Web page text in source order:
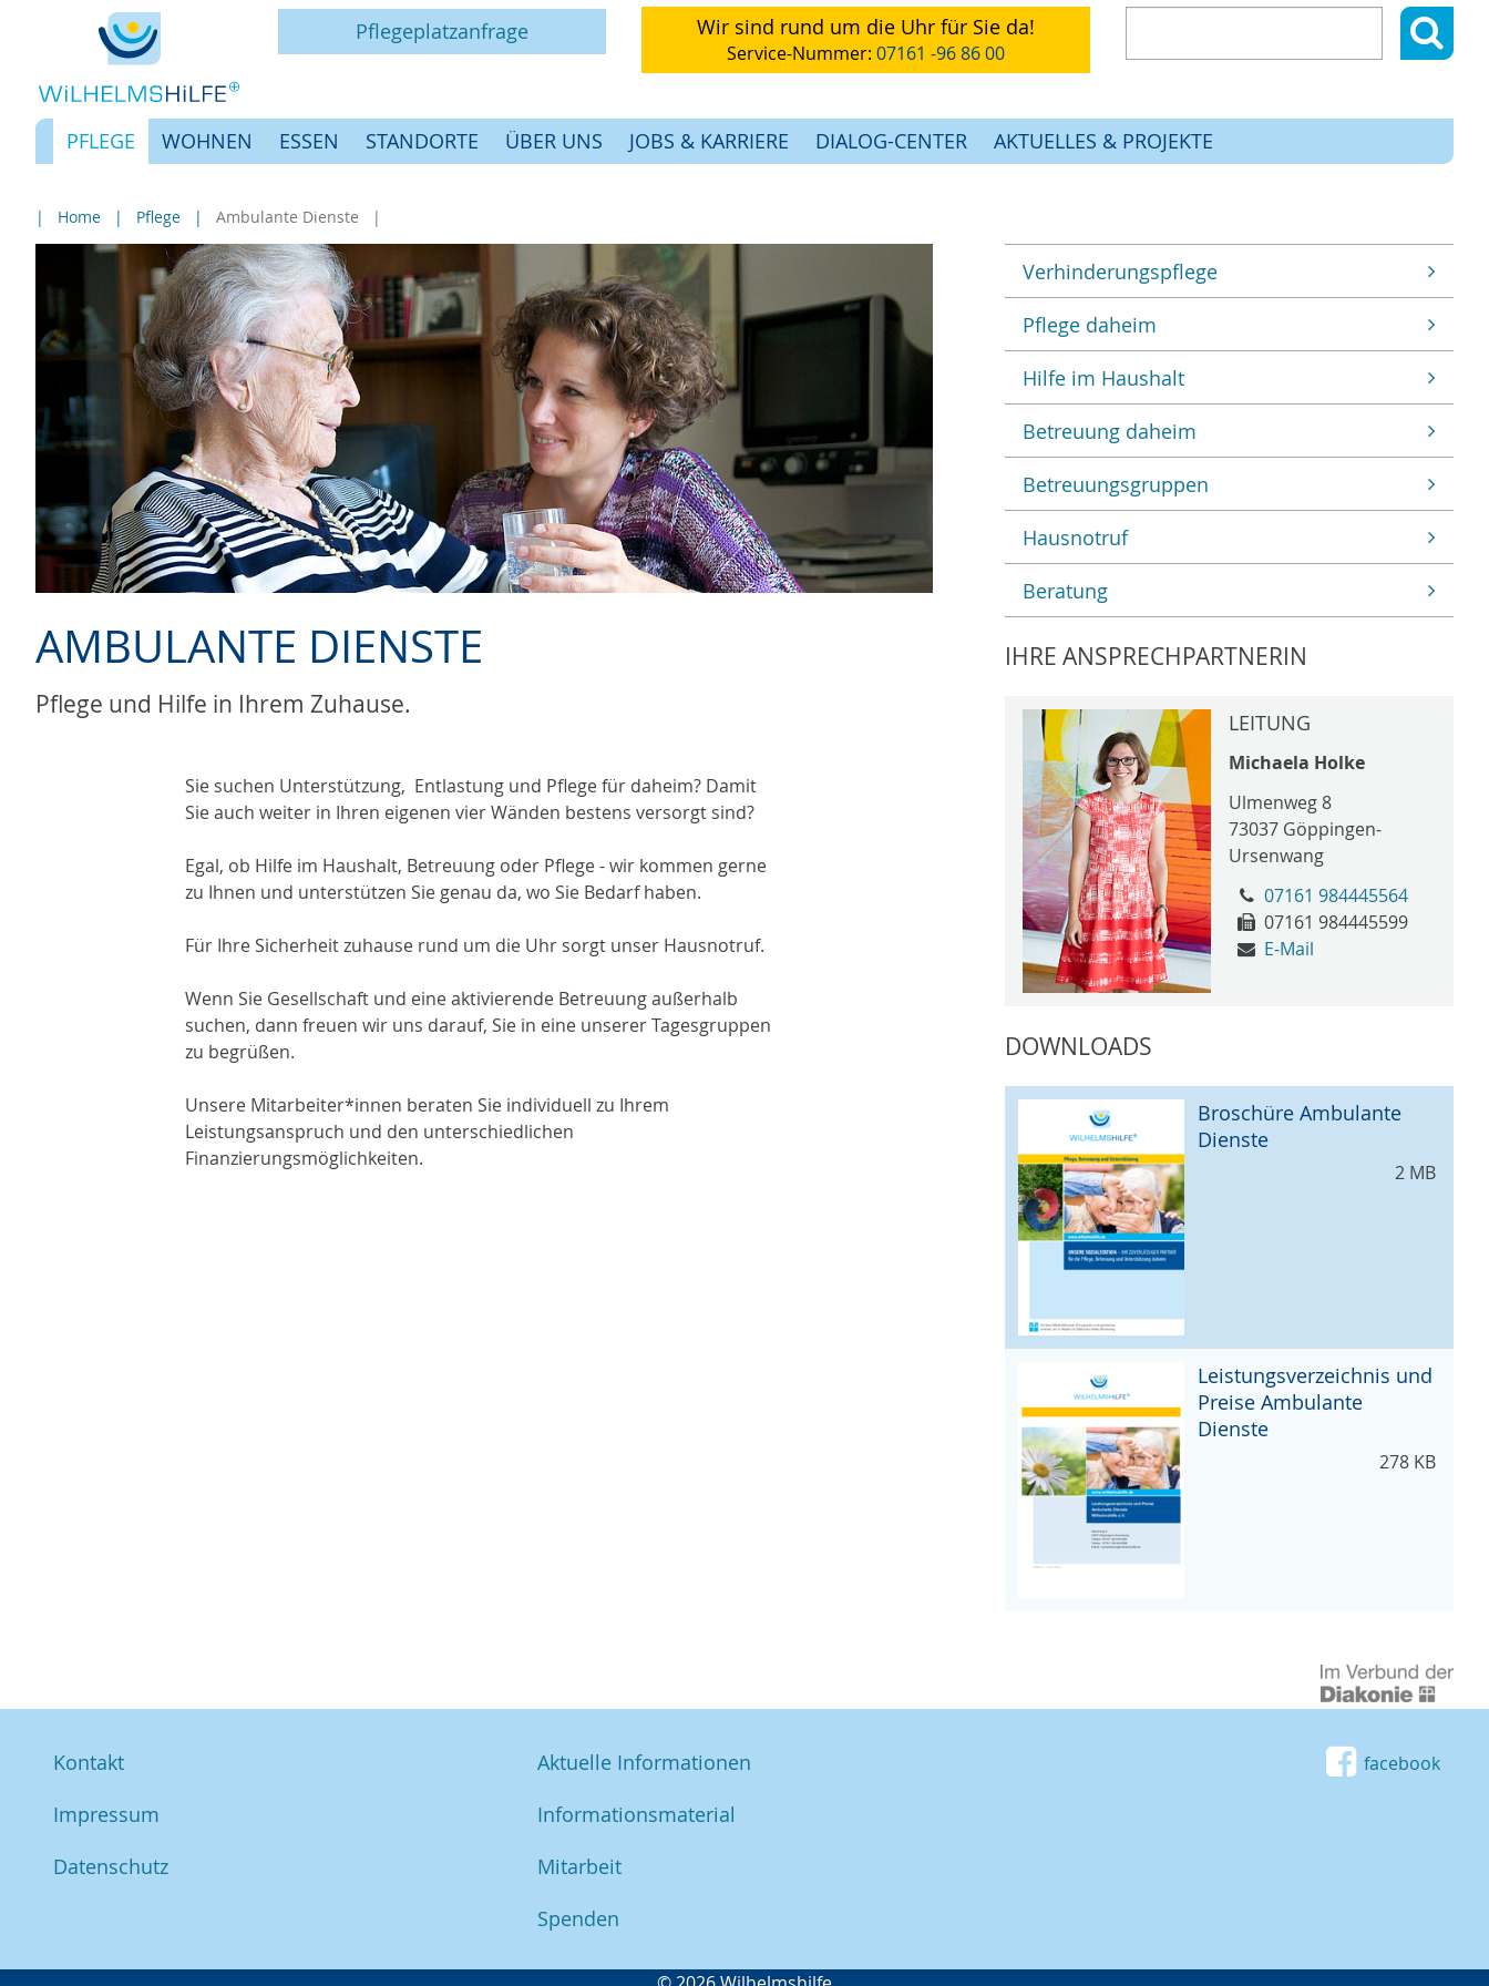
Suchen:
Pflegeplatzanfrage Wir sind rund um die Uhr für Sie da!
Service-Nummer: 07161 -96 86 00
PFLEGE WOHNEN ESSEN STANDORTE ÜBER UNS JOBS & KARRIERE DIALOG-CENTER AKTUELLES & PROJEKTE
Home Pflege Ambulante Dienste
AMBULANTE DIENSTE
Pflege und Hilfe in Ihrem Zuhause.
Sie suchen Unterstützung, Entlastung und Pflege für daheim? Damit
Sie auch weiter in Ihren eigenen vier Wänden bestens versorgt sind?
Egal, ob Hilfe im Haushalt, Betreuung oder Pflege - wir kommen gerne
zu Ihnen und unterstützen Sie genau da, wo Sie Bedarf haben.
Für Ihre Sicherheit zuhause rund um die Uhr sorgt unser Hausnotruf.
Wenn Sie Gesellschaft und eine aktivierende Betreuung außerhalb
suchen, dann freuen wir uns darauf, Sie in eine unserer Tagesgruppen
zu begrüßen.
Unsere Mitarbeiter*innen beraten Sie individuell zu Ihrem
Leistungsanspruch und den unterschiedlichen
Finanzierungsmöglichkeiten.
Verhinderungspflege
Pflege daheim
Hilfe im Haushalt
Betreuung daheim
Betreuungsgruppen
Hausnotruf
Beratung
IHRE ANSPRECHPARTNERIN
LEITUNG
Michaela Holke
Ulmenweg 8
73037 Göppingen-
Ursenwang
07161 984445564
07161 984445599
E-Mail
DOWNLOADS
Broschüre Ambulante
Dienste
2 MB
Leistungsverzeichnis und
Preise Ambulante
Dienste
278 KB
Kontakt
Impressum
Datenschutz
Aktuelle Informationen
Informationsmaterial
Mitarbeit
Spenden
facebook